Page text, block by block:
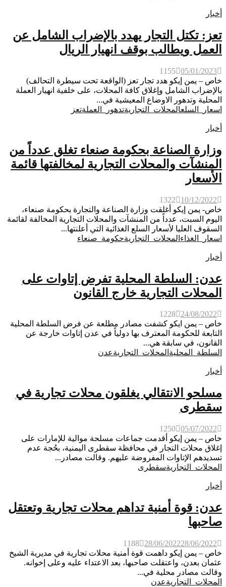
أخبار
تعز: تكتل التجار يهدد بالإضراب الشامل عن
العمل ويطالب بوقف انهيار الريال
05/01/2023
1155
خاص – يمن إيكو هدد تجار تعز (الواقعة تحت سيطرة التحالف)
بالإضراب الشامل وإغلاق كافة المحلات، على خلفية انهيار العملة
المحلية وتدهور الاوضاع المعيشية في...
اسعار_السلعالمحلات_التجاريةتدهور_العملةتعز
أخبار
وزارة الصناعة بحكومة صنعاء تغلق عدداً من
المنشآت والمحلات التجارية لمخالفتها قائمة
الأسعار
10/12/2022
1322
خاص- يمن إيكو أغلقت وزارة الصناعة والتجارة بحكومة صنعاء،
اليوم السبت، عدداً من المنشآت والمحلات التجارية المخالفة لقائمة
السقوف العليا لأسعار السلع الغذائية التي أعلنتها...
اسعار_الغذاءالمحلات_التجاريةحكومة_صنعاء
أخبار
عدن: السلطة المحلية تفرض إتاوات على
المحلات التجارية خارج القانون
24/08/2022
1228
خاص – يمن ايكو كشفت مصادر مطلعة عن فرض السلطة المحلية
التابعة للحكومة المعترف بها دولياً في عدن إتاوات خارجة عن
القانون، في سابقة هي...
السلطة_المحليةالمحلات_التجاريةعدن
أخبار
مسلحو الانتقالي يغلقون محلات تجارية في
سقطرى
05/07/2022
1250
خاص – يمن إيكو أقدمت جماعات مسلحة موالية للإمارات على
إغلاق محلات التجار في محافظة سقطرى اليمنية، بحُجة عدم
تسديدهم الإتاوات المفروضة عليهم. وقالت مصادر...
المحلات_التجاريةسقطرى
أخبار
عدن: قوة أمنية تداهم محلات تجارية وتعتقل
صاحبها
28/06/202228/06/2022
1188
خاص – يمن إيكو داهمت قوة أمنية محلات تجارية في مديرية الشيخ
عثمان بعدن، واعتقلت صاحبها، بعد الاعتداء عليه وعلى إخوانه.
وقالت مصادر محلية في...
المحلات_التجاريةعدن